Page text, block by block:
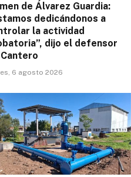
de Álvarez Guardia:
dedicándonos a
la actividad
dijo el defensor
6 agosto 2026